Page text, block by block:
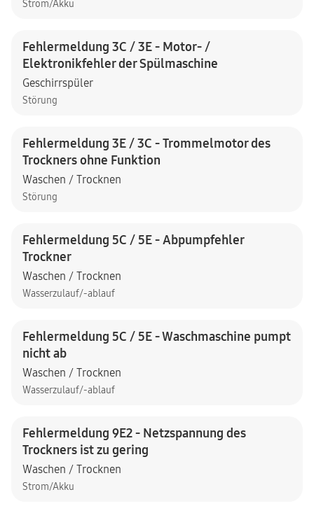
Strom/Akku
Fehlermeldung 3C / 3E - Motor- /
Elektronikfehler der Spülmaschine
Geschirrspüler
Störung
Fehlermeldung 3E / 3C - Trommelmotor des
Trockners ohne Funktion
Waschen / Trocknen
Störung
Fehlermeldung 5C / 5E - Abpumpfehler
Trockner
Waschen / Trocknen
Wasserzulauf/-ablauf
Fehlermeldung 5C / 5E - Waschmaschine pumpt
nicht ab
Waschen / Trocknen
Wasserzulauf/-ablauf
Fehlermeldung 9E2 - Netzspannung des
Trockners ist zu gering
Waschen / Trocknen
Strom/Akku